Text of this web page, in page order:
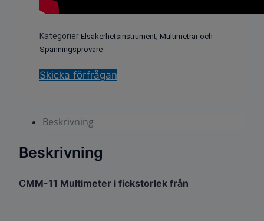
Kategorier Elsäkerhetsinstrument, Multimetrar och
Spänningsprovare
Skicka förfrågan
Beskrivning
Beskrivning
CMM-11 Multimeter i fickstorlek från